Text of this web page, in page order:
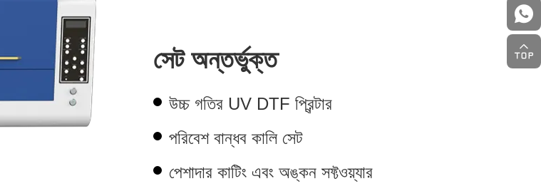
সেট অন্তর্ভুক্ত
উচ্চ গতির UV DTF প্রিন্টার
পরিবেশ বান্ধব কালি সেট
পেশাদার কাটিং এবং অঙ্কন সফ্টওয়্যার